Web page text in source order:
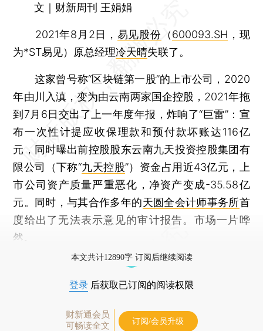
文｜财新周刊 王娟娟
2021年8月2日， 易见股份 （600093.SH ，现
为*ST易见）原总经理冷天晴失联了。
这家曾号称“区块链第一股”的上市公司，2020
年由川入滇，变为由云南两家国企控股，2021年拖
到7月6日交出了上一年度年报，炸响了“巨雷”：宣
布一次性计提应收保理款和预付款坏账达116亿
元，同时曝出前控股股东云南九天投资控股集团有
限公司（下称“九天控股”）资金占用近43亿元，上
市公司资产质量严重恶化，净资产变成-35.58亿
元。同时，与其合作多年的天圆全会计师事务所首
度给出了无法表示意见的审计报告。市场一片哗
然。
本文共计12890字 订阅后继续阅读
登录 后获取已订阅的阅读权限
财新通会员
可畅读全文
订阅/会员升级